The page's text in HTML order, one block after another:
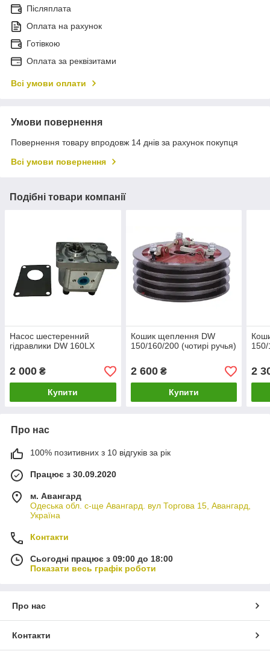
Післяплата
Оплата на рахунок
Готівкою
Оплата за реквізитами
Всі умови оплати
Умови повернення
Повернення товару впродовж 14 днів за рахунок покупця
Всі умови повернення
Подібні товари компанії
Насос шестеренний
гідравлики DW 160LX
2 000 ₴
Купити
Кошик щеплення DW
150/160/200 (чотирі ручья)
2 600₴
Купити
150/
2
Про нас
100% позитивних з 10 відгуків за рік
Працює з 30.09.2020
м. Авангард
Одеська обл. с-ще Авангард. вул Торгова 15, Авангард,
Україна
Контакти
Сьогодні працює з 09:00 до 18:00
Показати весь графік роботи
Про нас
Контакти